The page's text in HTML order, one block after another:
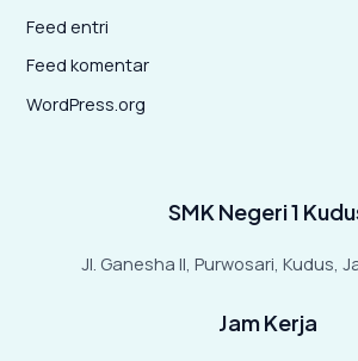
Feed entri
Feed komentar
WordPress.org
SMK Negeri 1
Jl. Ganesha II, Purwosari, Kudus,
Jam Kerja